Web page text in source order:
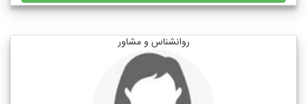
روانشناس و مشاور